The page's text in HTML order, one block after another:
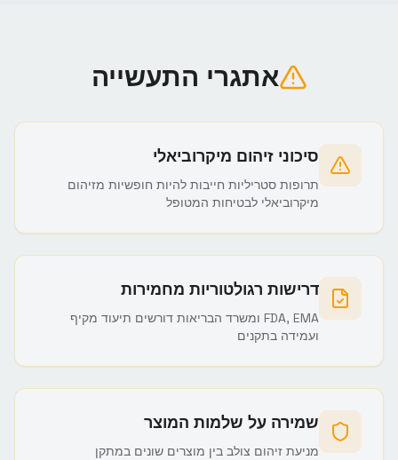
אתגרי התעשייה
סיכוני זיהום מיקרוביאלי
תרופות סטריליות חייבות להיות חופשיות מזיהום
מיקרוביאלי לבטיחות המטופל
דרישות רגולטוריות מחמירות
FDA, EMA ומשרד הבריאות דורשים תיעוד מקיף
ועמידה בתקנים
שמירה על שלמות המוצר
מניעת זיהום צולב בין מוצרים שונים במתקן